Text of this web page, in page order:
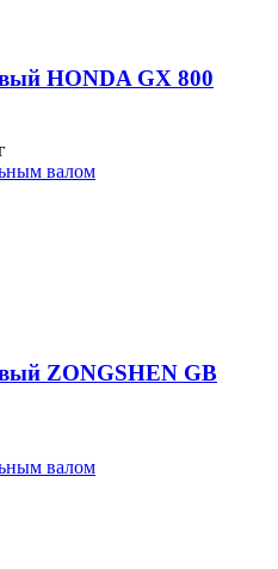
HONDA GX 800
валом
ZONGSHEN GB
валом